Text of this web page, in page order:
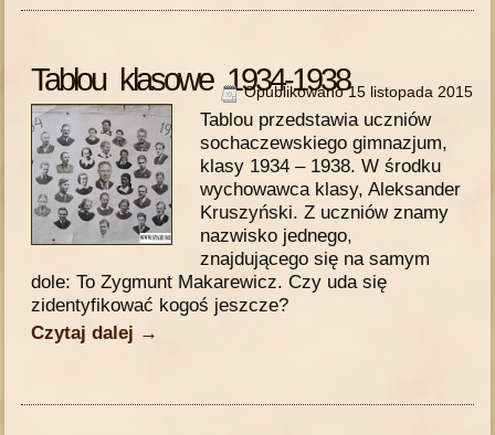
Tablou klasowe 1934-1938
Opublikowano15 listopada 2015
Tablou przedstawia uczniów
sochaczewskiego gimnazjum,
klasy 1934 – 1938. W środku
wychowawca klasy, Aleksander
Kruszyński. Z uczniów znamy
nazwisko jednego,
znajdującego się na samym
dole: To Zygmunt Makarewicz. Czy uda się
zidentyfikować kogoś jeszcze?
Czytaj dalej →